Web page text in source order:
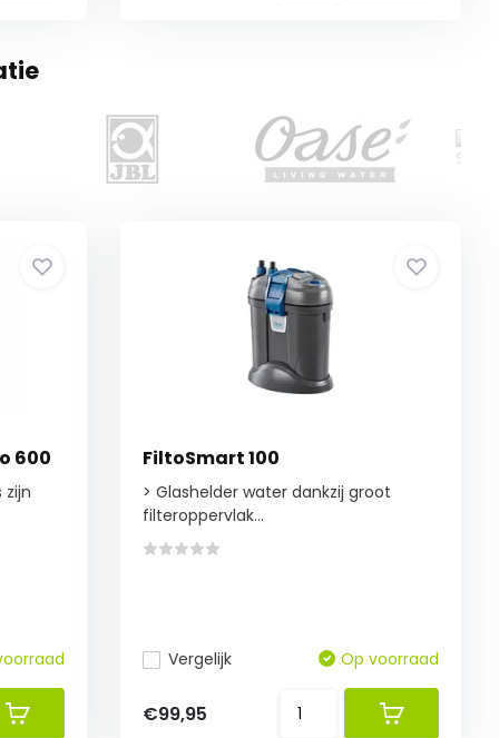
600 FiltoSmart 100
> Glashelder water dankzij groot
filteroppervlak...
Vergelijk Op voorraad
€99,95